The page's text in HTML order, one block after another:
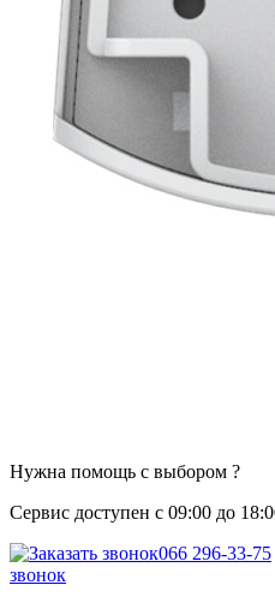
Нужна помощь с выбором ?
Сервис доступен с 09:00 до
066 296-33-75
звонок